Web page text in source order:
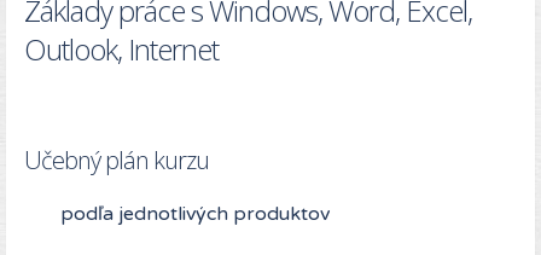
Základy práce s Windows, Word, Excel,
Outlook, Internet
Učebný plán kurzu
podľa jednotlivých produktov